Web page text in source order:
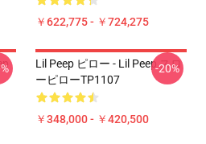
￥622,775 - ￥724,275
Lil Peep ピロー - Lil Peep スロ
ーピローTP1107
￥348,000 - ￥420,500
-20%